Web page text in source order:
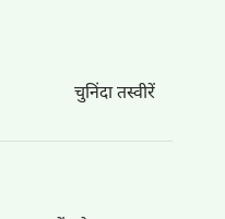
चुनिंदा तस्वीरें